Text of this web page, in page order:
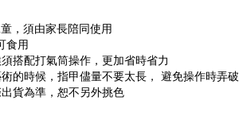
，須由家長陪同使用
食用
搭配打氣筒操作，更加省時省力
的時候，指甲儘量不要太長， 避免操作時弄
貨為準，恕不另外挑色